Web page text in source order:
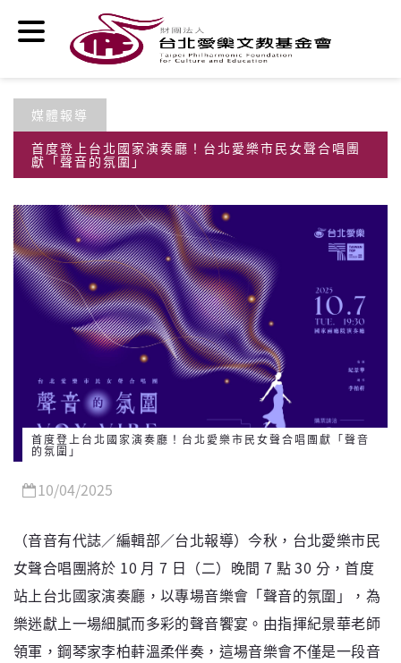
媒體報導
首度登上台北國家演奏廳！台北愛樂市民女聲合唱團
獻「聲音的氛圍」
首度登上台北國家演奏廳！台北愛樂市民女聲合唱團獻「聲音
的氛圍」
10/04/2025
（音音有代誌／編輯部／台北報導）今秋，台北愛樂市民
女聲合唱團將於 10 月 7 日（二）晚間 7 點 30 分，首度
站上台北國家演奏廳，以專場音樂會「聲音的氛圍」，為
樂迷獻上一場細膩而多彩的聲音饗宴。由指揮紀景華老師
領軍，鋼琴家李柏蓒溫柔伴奏，這場音樂會不僅是一段音